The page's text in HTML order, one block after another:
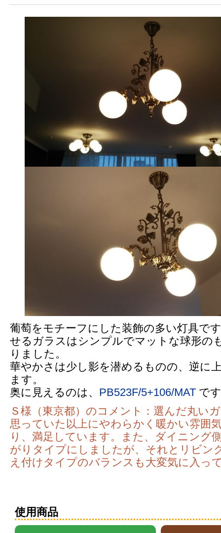
葡萄をモチーフにした装飾の多い灯具で
せるガラスはシンプルでマットな球形の
りました。
華やかさは少し影を潜めるものの、逆に
ます。
奥に見えるのは、 PB523F/5+106/MAT で
Ｓ様（東京都）のコメント：選んだ丸い
思っていた以上にやわらかく暖かい雰囲
り、満足しています。また、ダイニング
がりタイプにしましたが、それとリビン
え付けタイプのバランスも大変気に入っ
使用商品